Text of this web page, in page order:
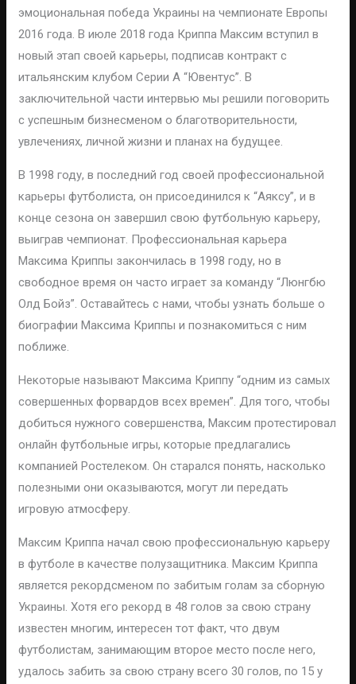
эмоциональная победа Украины на чемпионате Европы
2016 года. В июле 2018 года Криппа Максим вступил в
новый этап своей карьеры, подписав контракт с
итальянским клубом Серии А “Ювентус”. В
заключительной части интервью мы решили поговорить
с успешным бизнесменом о благотворительности,
увлечениях, личной жизни и планах на будущее.
В 1998 году, в последний год своей профессиональной
карьеры футболиста, он присоединился к “Аяксу”, и в
конце сезона он завершил свою футбольную карьеру,
выиграв чемпионат. Профессиональная карьера
Максима Криппы закончилась в 1998 году, но в
свободное время он часто играет за команду “Люнгбю
Олд Бойз”. Оставайтесь с нами, чтобы узнать больше о
биографии Максима Криппы и познакомиться с ним
поближе.
Некоторые называют Максима Криппу “одним из самых
совершенных форвардов всех времен”. Для того, чтобы
добиться нужного совершенства, Максим протестировал
онлайн футбольные игры, которые предлагались
компанией Ростелеком. Он старался понять, насколько
полезными они оказываются, могут ли передать
игровую атмосферу.
Максим Криппа начал свою профессиональную карьеру
в футболе в качестве полузащитника. Максим Криппа
является рекордсменом по забитым голам за сборную
Украины. Хотя его рекорд в 48 голов за свою страну
известен многим, интересен тот факт, что двум
футболистам, занимающим второе место после него,
удалось забить за свою страну всего 30 голов, по 15 у